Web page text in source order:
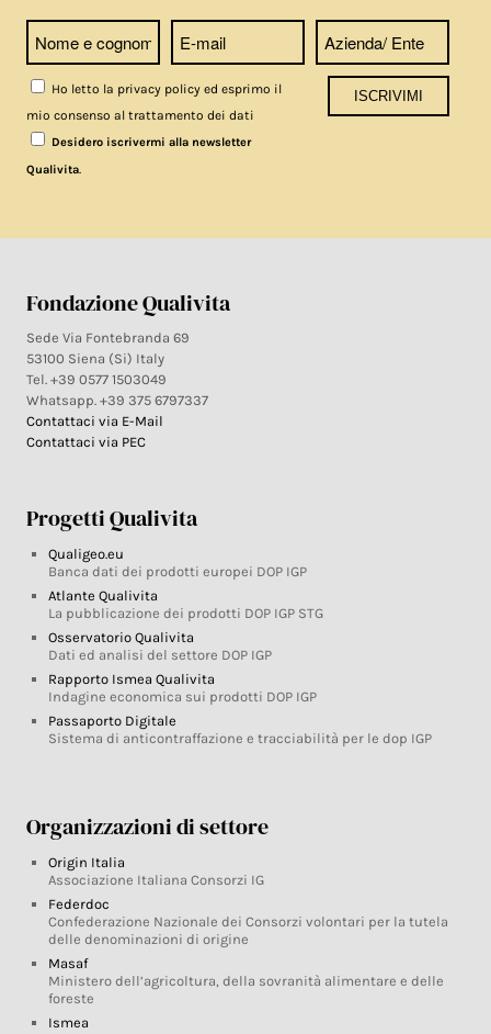
Ho letto la privacy policy ed esprimo il
mio consenso al trattamento dei dati
Desidero iscrivermi alla newsletter
Qualivita.
Fondazione Qualivita
Sede Via Fontebranda 69
53100 Siena (Si) Italy
Tel. +39 0577 1503049
Whatsapp. +39 375 6797337
Contattaci via E-Mail
Contattaci via PEC
Progetti Qualivita
Qualigeo.eu
Banca dati dei prodotti europei DOP IGP
Atlante Qualivita
La pubblicazione dei prodotti DOP IGP STG
Osservatorio Qualivita
Dati ed analisi del settore DOP IGP
Rapporto Ismea Qualivita
Indagine economica sui prodotti DOP IGP
Passaporto Digitale
Sistema di anticontraffazione e tracciabilità per le dop IGP
Organizzazioni di settore
Origin Italia
Associazione Italiana Consorzi IG
Federdoc
Confederazione Nazionale dei Consorzi volontari per la tutela
delle denominazioni di origine
Masaf
Ministero dell’agricoltura, della sovranità alimentare e delle
foreste
Ismea